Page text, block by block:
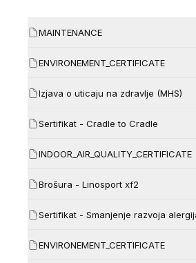
MAINTENANCE
ENVIRONEMENT_CERTIFICATE
Izjava o uticaju na zdravlje (MHS)
Sertifikat - Cradle to Cradle
INDOOR_AIR_QUALITY_CERTIFICATE
Brošura - Linosport xf2
Sertifikat - Smanjenje razvoja
ENVIRONEMENT_CERTIFICATE